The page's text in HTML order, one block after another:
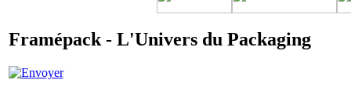
Framépack - L'Univers du Packaging